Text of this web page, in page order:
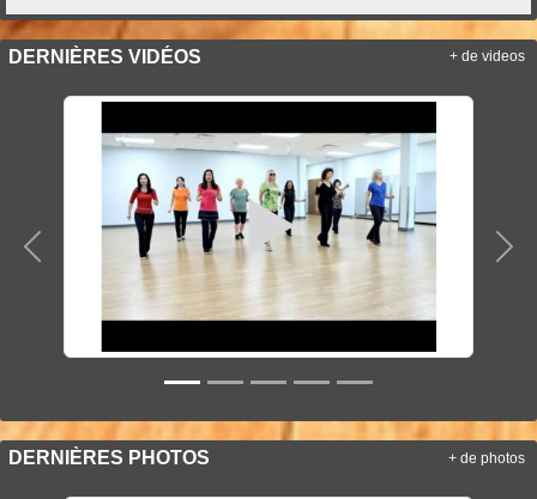
DERNIÈRES VIDÉOS
Précedent
+ de videos
DERNIÈRES PHOTOS + de photos